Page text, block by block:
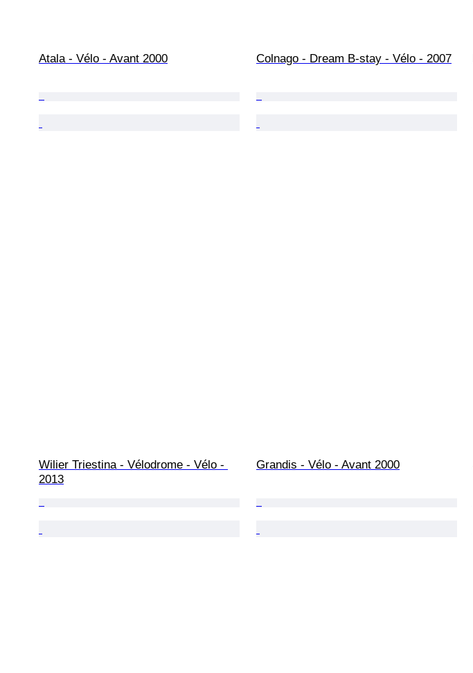
Atala - Vélo - Avant 2000 Colnago - Dream B-stay - Vélo - 2007
Wilier Triestina - Vélodrome - Vélo -
2013
Grandis - Vélo - Avant 2000